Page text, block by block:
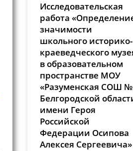
Исследовательская
работа
значимости
школьного историко-
краеведческого
в образовательном
пространстве МОУ
«Разуменская СОШ
Белгородской
имени Героя
Российской
Федерации Осипова
Алексея Сергеевича»